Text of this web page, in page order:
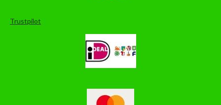
Trustpilot